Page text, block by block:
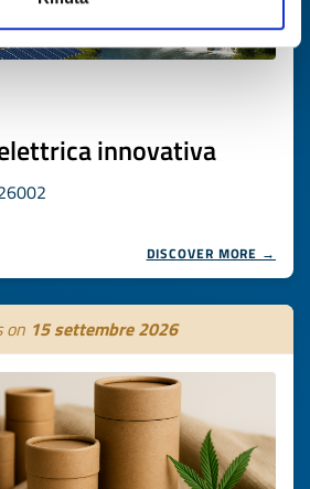
innovativa
DISCOVER MORE →
on 15 settembre 2026